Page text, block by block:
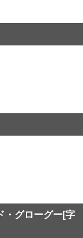
・グローグー[字